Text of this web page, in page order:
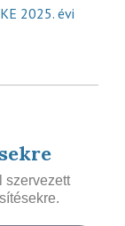
2025. évi
szervezett